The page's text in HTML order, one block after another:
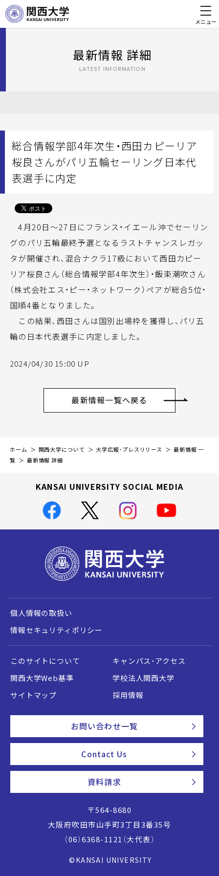
メニュー
最新情報 詳細
LATEST INFORMATION
総合情報学部4年次生・西田カピーリア
桜良さんがパリ五輪セーリング日本代
表選手に内定
4月20日～27日にフランス・イエール沖でセーリン
グのパリ五輪最終予選となるラストチャンスレガッ
タが開催され、混合ナクラ17級において西田カピー
リア桜良さん（総合情報学部4年次生）・飯束潮吹さん
（株式会社エス・ピー・ネットワーク）ペアが総合5位・
国順4番となりました。
この結果、西田さんは国別出場枠を獲得し、パリ五
輪の日本代表選手に内定しました。
2024/04/30 15:00 UP
最新情報一覧へ戻る
ホーム 関西大学について 大学広報・プレスリリース
最新情報 一
覧
最新情報 詳細
KANSAI UNIVERSITY SOCIAL MEDIA
個人情報の取扱い
情報セキュリティポリシー
このサイトについて
キャンパス・アクセス
関西大学Web基準
学校法人関西大学
サイトマップ
採用情報
お問い合わせ一覧
Contact Us
資料請求
〒564-8680
大阪府吹田市山手町3丁目3番35号
（06）6368-1121（大代表）
©KANSAI UNIVERSITY